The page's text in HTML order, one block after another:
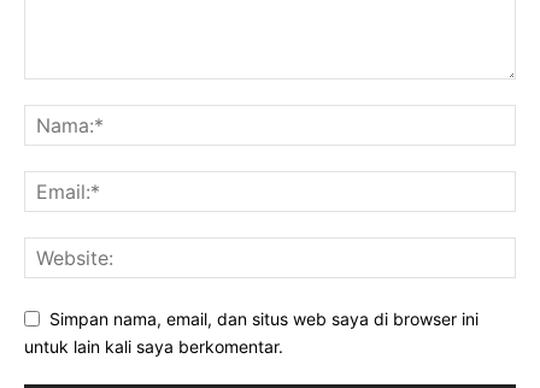
Simpan nama, email, dan situs web saya di browser ini
untuk lain kali saya berkomentar.